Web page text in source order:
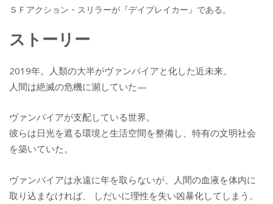
ＳＦアクション・スリラーが『デイブレイカー』である。
ストーリー
2019年。人類の大半がヴァンパイアと化した近未来。
人間は絶滅の危機に瀕していた—
ヴァンパイアが支配している世界。
彼らは日光を遮る環境と生活空間を整備し、特有の文明社会
を築いていた。
ヴァンパイアは永遠に年を取らないが、人間の血液を体内に
取り込まなければ、 しだいに理性を失い凶暴化してしまう。